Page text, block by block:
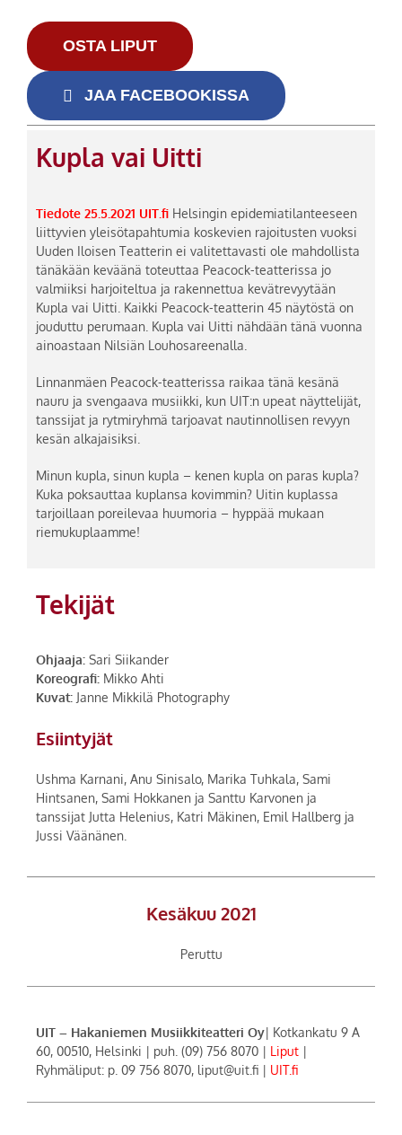
OSTA LIPUT
JAA FACEBOOKISSA
Kupla vai Uitti
Tiedote 25.5.2021 UIT.fi Helsingin epidemiatilanteeseen
liittyvien yleisötapahtumia koskevien rajoitusten vuoksi
Uuden Iloisen Teatterin ei valitettavasti ole mahdollista
tänäkään keväänä toteuttaa Peacock-teatterissa jo
valmiiksi harjoiteltua ja rakennettua kevätrevyytään
Kupla vai Uitti. Kaikki Peacock-teatterin 45 näytöstä on
jouduttu perumaan. Kupla vai Uitti nähdään tänä vuonna
ainoastaan Nilsiän Louhosareenalla.
Linnanmäen Peacock-teatterissa raikaa tänä kesänä
nauru ja svengaava musiikki, kun UIT:n upeat näyttelijät,
tanssijat ja rytmiryhmä tarjoavat nautinnollisen revyyn
kesän alkajaisiksi.
Minun kupla, sinun kupla – kenen kupla on paras kupla?
Kuka poksauttaa kuplansa kovimmin? Uitin kuplassa
tarjoillaan poreilevaa huumoria – hyppää mukaan
riemukuplaamme!
Tekijät
Ohjaaja: Sari Siikander
Koreografi: Mikko Ahti
Kuvat: Janne Mikkilä Photography
Esiintyjät
Ushma Karnani, Anu Sinisalo, Marika Tuhkala, Sami
Hintsanen, Sami Hokkanen ja Santtu Karvonen ja
tanssijat Jutta Helenius, Katri Mäkinen, Emil Hallberg ja
Jussi Väänänen.
Kesäkuu 2021
Peruttu
UIT – Hakaniemen Musiikkiteatteri Oy| Kotkankatu 9 A
60, 00510, Helsinki | puh. (09) 756 8070 | Liput |
Ryhmäliput: p. 09 756 8070, liput@uit.fi | UIT.fi